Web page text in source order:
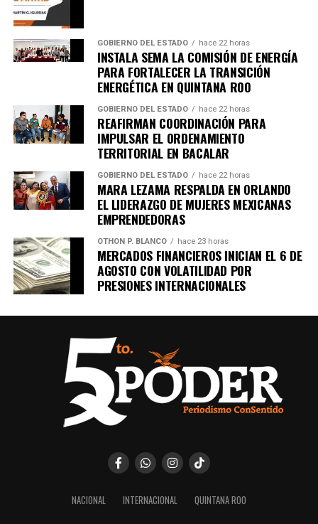
Recibe las noticias al instante
Únete al canal oficial de WhatsApp de
Quinto Podery recibe las noticias más
importantes de Quintana Roo directamente
en tu teléfono.
Unirme al canal de WhatsApp
GOBIERNO DEL ESTADO hace 22 horas
INSTALA SEMA LA COMISIÓN DE ENERGÍA
PARA FORTALECER LA TRANSICIÓN
ENERGÉTICA EN QUINTANA ROO
GOBIERNO DEL ESTADO hace 22 horas
REAFIRMAN COORDINACIÓN PARA
IMPULSAR EL ORDENAMIENTO
TERRITORIAL EN BACALAR
GOBIERNO DEL ESTADO hace 22 horas
MARA LEZAMA RESPALDA EN ORLANDO
EL LIDERAZGO DE MUJERES MEXICANAS
EMPRENDEDORAS
OTHON P. BLANCO hace 23 horas
MERCADOS FINANCIEROS INICIAN EL 6 DE
AGOSTO CON VOLATILIDAD POR
PRESIONES INTERNACIONALES
NACIONAL INTERNACIONAL QUINTANA ROO